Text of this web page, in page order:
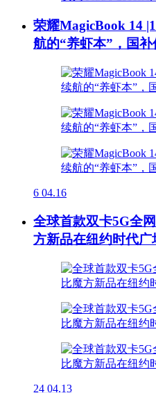
荣耀MagicBook 14
航的“养虾本”，国补
6 04.16
全球首款双卡5G全
方新品在纽约时代广
24 04.13